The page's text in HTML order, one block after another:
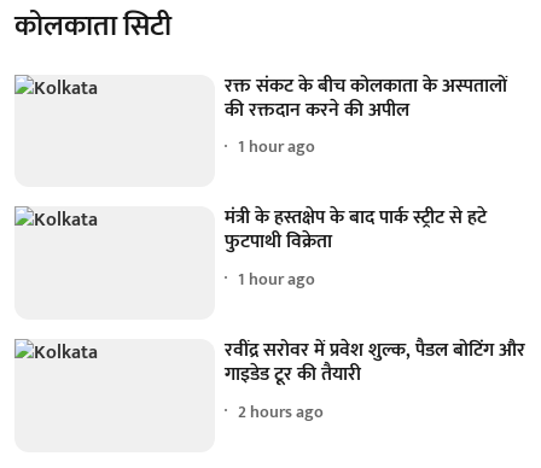
कोलकाता सिटी
रक्त संकट के बीच कोलकाता के अस्पतालों
की रक्तदान करने की अपील
1 hour ago
मंत्री के हस्तक्षेप के बाद पार्क स्ट्रीट से हटे
फुटपाथी विक्रेता
1 hour ago
रवींद्र सरोवर में प्रवेश शुल्क, पैडल बोटिंग और
गाइडेड टूर की तैयारी
2 hours ago